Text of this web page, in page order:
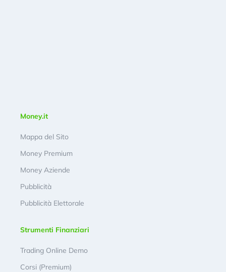
Money.it
Mappa del Sito
Money Premium
Money Aziende
Pubblicità
Pubblicità Elettorale
Strumenti Finanziari
Trading Online Demo
Corsi (Premium)